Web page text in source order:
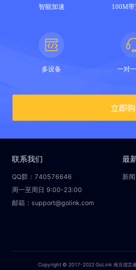
智能加速 100M带
多设备 一对
立即
联系我们
QQ群：740576646
周一至周日 9:00-23:00
邮箱：support@golink.com
最
新
Copyright © 2017-2022 GoLink 南京偲言